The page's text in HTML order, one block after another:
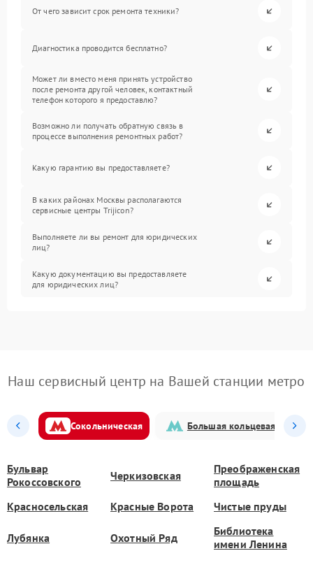
От чего зависит срок ремонта техники?
Диагностика проводится бесплатно?
Может ли вместо меня принять устройство
после ремонта другой человек, контактный
телефон которого я предоставлю?
Возможно ли получать обратную связь в
процессе выполнения ремонтных работ?
Какую гарантию вы предоставляете?
В каких районах Москвы располагаются
сервисные центры Trijicon?
Выполняете ли вы ремонт для юридических
лиц?
Какую документацию вы предоставляете
для юридических лиц?
Наш сервисный центр на Вашей станции метро
Сокольническая Большая кольцевая
Бульвар
Рокоссовского
Черкизовская
Преображенская
площадь
Красносельская
Красные Ворота Чистые пруды
Лубянка Охотный Ряд
Библиотека
имени Ленина